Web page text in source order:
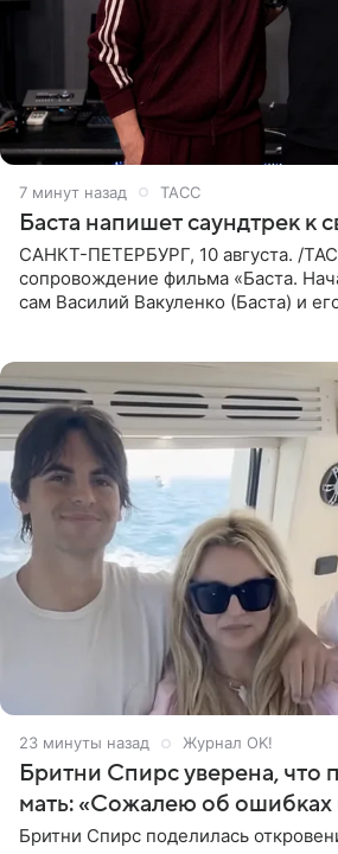
7 минут назад ТАСС
Баста напишет саундтрек к
САНКТ-ПЕТЕРБУРГ, 10 августа. /
сопровождение фильма «Баста.
сам Василий Вакуленко (Баста) и
23 минуты назад Журнал OK!
Бритни Спирс уверена, что
мать: «Сожалею об
Бритни Спирс поделилась